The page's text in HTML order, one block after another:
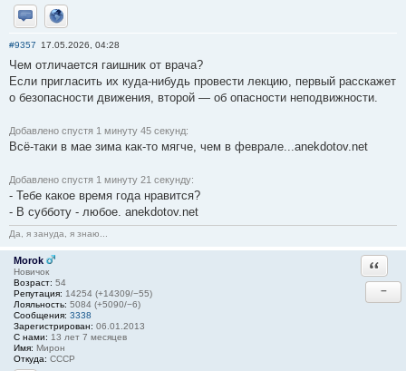
Отправить личное сообщение
Сайт
#9357 17.05.2026, 04:28
Чем отличается гаишник от врача?
Если пригласить их куда-нибудь провести лекцию, первый расскажет
о безопасности движения, второй — об опасности неподвижности.
Добавлено спустя 1 минуту 45 секунд:
Всё-таки в мае зима как-то мягче, чем в феврале...anekdotov.net
Добавлено спустя 1 минуту 21 секунду:
- Тебе какое время года нравится?
- В субботу - любое. anekdotov.net
Да, я зануда, я знаю...
Morok
Новичок
Возраст: 54
Репутация: 14254 (+14309/−55)
Лояльность: 5084 (+5090/−6)
Сообщения: 3338
Зарегистрирован: 06.01.2013
С нами: 13 лет 7 месяцев
Имя: Мирон
Откуда: СССР
−